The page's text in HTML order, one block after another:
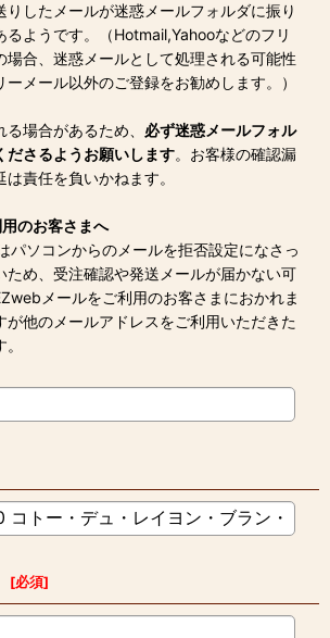
りしたメールが迷惑メールフォルダに振り
るようです。（Hotmail,Yahooなどのフリ
場合、迷惑メールとして処理される可能性
メール以外のご登録をお勧めします。）
場合があるため、 必ず迷惑メールフォル
ださるようお願いします。お客様の確認漏
責任を負いかねます。
のお客さまへ
パソコンからのメールを拒否設定になさっ
ため、受注確認や発送メールが届かない可
メールをご利用のお客さまにおかれま
が他のメールアドレスをご利用いただきた
[必須]